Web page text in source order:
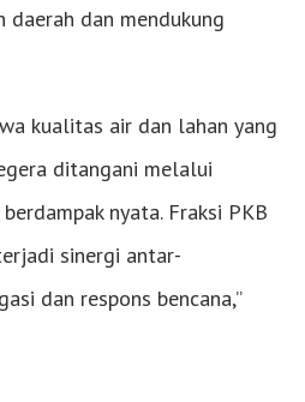
daerah dan mendukung
kualitas air dan lahan yang
ditangani melalui
nyata. Fraksi PKB
sinergi antar-
dan respons bencana,”